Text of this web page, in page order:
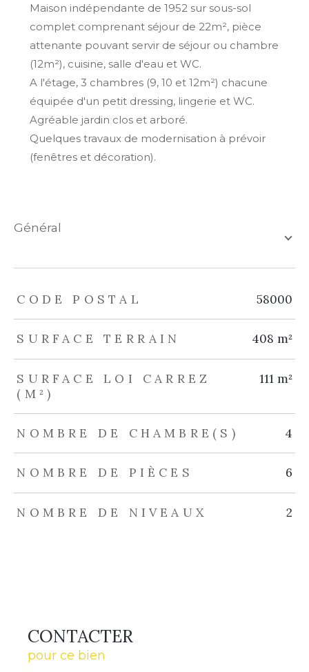
Maison indépendante de 1952 sur sous-sol
complet comprenant séjour de 22m², pièce
attenante pouvant servir de séjour ou chambre
(12m²), cuisine, salle d'eau et WC.
A l'étage, 3 chambres (9, 10 et 12m²) chacune
équipée d'un petit dressing, lingerie et WC.
Agréable jardin clos et arboré.
Quelques travaux de modernisation à prévoir
(fenêtres et décoration).
général
TRAD_ZEPHYR_Caracteristique TRAD_ZEPHYR_Valeurs
CODE POSTAL 58000
SURFACE TERRAIN 408 m²
SURFACE LOI CARREZ
(M²)
111 m²
NOMBRE DE CHAMBRE(S) 4
NOMBRE DE PIÈCES 6
NOMBRE DE NIVEAUX 2
CONTACTER
pour ce bien